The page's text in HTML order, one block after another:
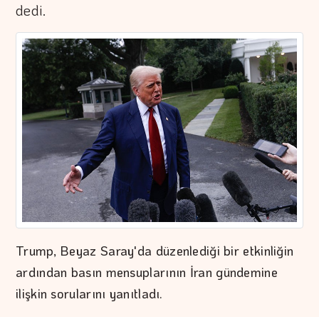
dedi.
Trump, Beyaz Saray'da düzenlediği bir etkinliğin
ardından basın mensuplarının İran gündemine
ilişkin sorularını yanıtladı.